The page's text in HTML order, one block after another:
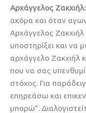
Αρχάγγελος Ζακχιήλ:
ακόμα και όταν
Αρχάγγελος Ζακχιήλ
υποστηρίξει και να
αρχάγγελο Ζακχιήλ
που να σας
στόχος. Για
επηρεάσω και
μπορώ”.